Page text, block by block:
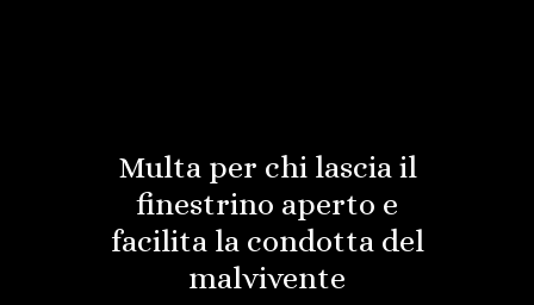
Multa per chi lascia il
finestrino aperto e
facilita la condotta del
malvivente